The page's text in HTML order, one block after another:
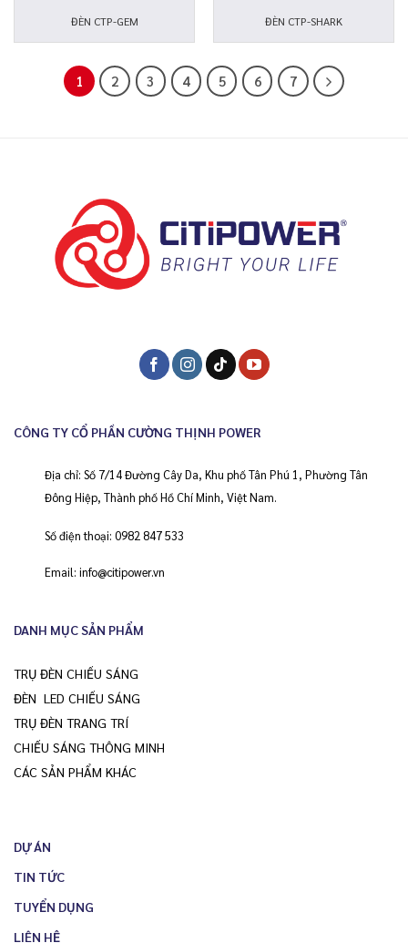
ĐÈN CTP-GEM ĐÈN CTP-SHARK
1 2 3 4 5 6 7
CÔNG TY CỔ PHẦN CƯỜNG THỊNH POWER
Địa chỉ: Số 7/14 Đường Cây Da, Khu phố Tân Phú 1, Phường Tân
Đông Hiệp, Thành phố Hồ Chí Minh, Việt Nam.
Số điện thoại: 0982 847 533
Email: info@citipower.vn
DANH MỤC SẢN PHẨM
TRỤ ĐÈN CHIẾU SÁNG
ĐÈN LED CHIẾU SÁNG
TRỤ ĐÈN TRANG TRÍ
CHIẾU SÁNG THÔNG MINH
CÁC SẢN PHẨM KHÁC
DỰ ÁN
TIN TỨC
TUYỂN DỤNG
LIÊN HỆ